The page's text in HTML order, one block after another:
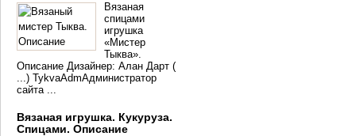
Вязаная
спицами
игрушка
«Мистер
Тыква».
Описание Дизайнер: Алан Дарт (
...) TykvaAdmАдминистратор
сайта ...
Вязаная игрушка. Кукуруза.
Спицами. Описание